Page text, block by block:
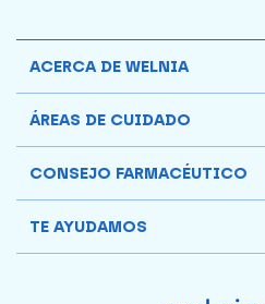
ACERCA DE WELNIA
ÁREAS DE CUIDADO
CONSEJO FARMACÉUTICO
TE AYUDAMOS